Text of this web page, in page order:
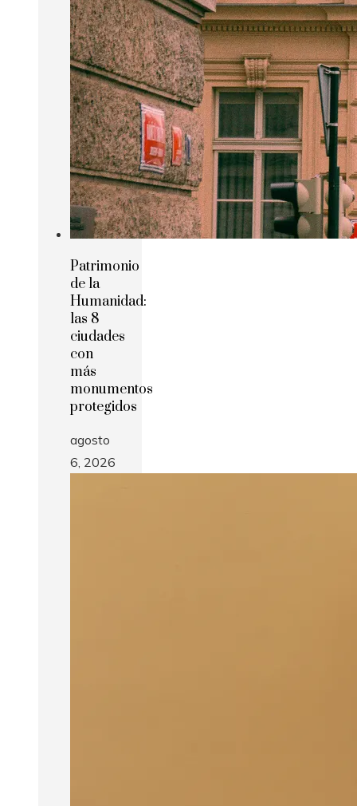
Patrimonio
de la
Humanidad:
las 8
ciudades
con
más
monumentos
protegidos
agosto
6, 2026